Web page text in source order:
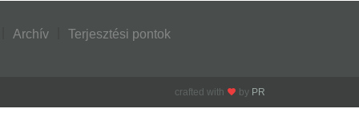
Archív Terjesztési pontok
crafted with by PR